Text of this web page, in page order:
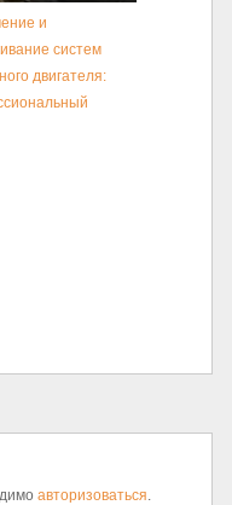
и
систем
двигателя:
авторизоваться